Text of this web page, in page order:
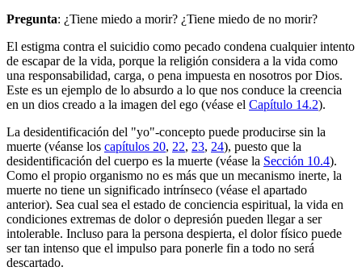
Pregunta: ¿Tiene miedo a morir? ¿Tiene miedo de no morir?
El estigma contra el suicidio como pecado condena cualquier intento
de escapar de la vida, porque la religión considera a la vida como
una responsabilidad, carga, o pena impuesta en nosotros por Dios.
Este es un ejemplo de lo absurdo a lo que nos conduce la creencia
en un dios creado a la imagen del ego (véase el Capítulo 14.2).
La desidentificación del "yo"-concepto puede producirse sin la
muerte (véanse los capítulos 20, 22, 23, 24), puesto que la
desidentificación del cuerpo es la muerte (véase la Sección 10.4).
Como el propio organismo no es más que un mecanismo inerte, la
muerte no tiene un significado intrínseco (véase el apartado
anterior). Sea cual sea el estado de conciencia espiritual, la vida en
condiciones extremas de dolor o depresión pueden llegar a ser
intolerable. Incluso para la persona despierta, el dolor físico puede
ser tan intenso que el impulso para ponerle fin a todo no será
descartado.